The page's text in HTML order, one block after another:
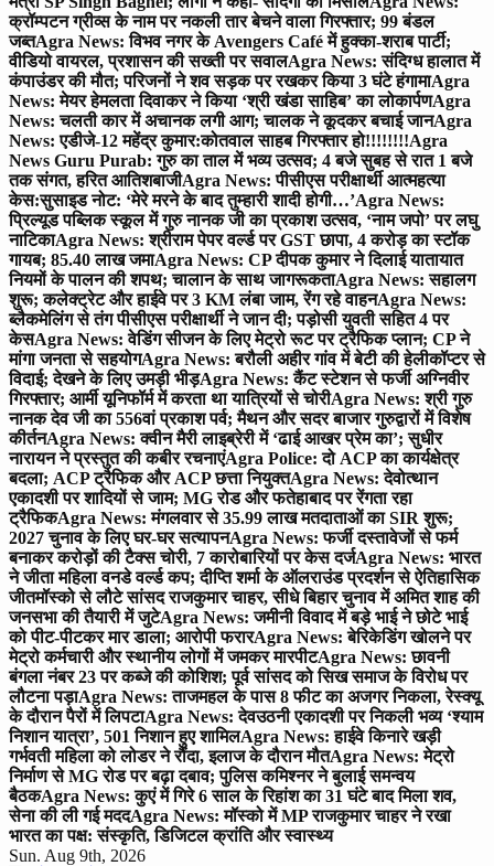
क्रॉम्पटन ग्रीव्स के नाम पर नकली तार बेचने वाला गिरफ्तार; 99 बंडल
जब्तAgra News: विभव नगर के Avengers Café में हुक्का-शराब पार्टी;
वीडियो वायरल, प्रशासन की सख्ती पर सवालAgra News: संदिग्ध हालात में
कंपाउंडर की मौत; परिजनों ने शव सड़क पर रखकर किया 3 घंटे हंगामाAgra
News: मेयर हेमलता दिवाकर ने किया ‘श्री खंडा साहिब’ का लोकार्पणAgra
News: चलती कार में अचानक लगी आग; चालक ने कूदकर बचाई जानAgra
News: एडीजे-12 महेंद्र कुमार:कोतवाल साहब गिरफ्तार हो!!!!!!!!Agra
News Guru Purab: गुरु का ताल में भव्य उत्सव; 4 बजे सुबह से रात 1 बजे
तक संगत, हरित आतिशबाजीAgra News: पीसीएस परीक्षार्थी आत्महत्या
केस:सुसाइड नोट: ‘मेरे मरने के बाद तुम्हारी शादी होगी…’Agra News:
प्रिल्यूड पब्लिक स्कूल में गुरु नानक जी का प्रकाश उत्सव, ‘नाम जपो’ पर लघु
नाटिकाAgra News: श्रीराम पेपर वर्ल्ड पर GST छापा, 4 करोड़ का स्टॉक
गायब; 85.40 लाख जमाAgra News: CP दीपक कुमार ने दिलाई यातायात
नियमों के पालन की शपथ; चालान के साथ जागरूकताAgra News: सहालग
शुरू; कलेक्ट्रेट और हाईवे पर 3 KM लंबा जाम, रेंग रहे वाहनAgra News:
ब्लैकमेलिंग से तंग पीसीएस परीक्षार्थी ने जान दी; पड़ोसी युवती सहित 4 पर
केसAgra News: वेडिंग सीजन के लिए मेट्रो रूट पर ट्रैफिक प्लान; CP ने
मांगा जनता से सहयोगAgra News: बरौली अहीर गांव में बेटी की हेलीकॉप्टर से
विदाई; देखने के लिए उमड़ी भीड़Agra News: कैंट स्टेशन से फर्जी अग्निवीर
गिरफ्तार; आर्मी यूनिफॉर्म में करता था यात्रियों से चोरीAgra News: श्री गुरु
नानक देव जी का 556वां प्रकाश पर्व; मैथन और सदर बाजार गुरुद्वारों में विशेष
कीर्तनAgra News: क्वीन मैरी लाइब्रेरी में ‘ढाई आखर प्रेम का’; सुधीर
नारायन ने प्रस्तुत की कबीर रचनाएंAgra Police: दो ACP का कार्यक्षेत्र
बदला; ACP ट्रैफिक और ACP छत्ता नियुक्तAgra News: देवोत्थान
एकादशी पर शादियों से जाम; MG रोड और फतेहाबाद पर रेंगता रहा
ट्रैफिकAgra News: मंगलवार से 35.99 लाख मतदाताओं का SIR शुरू;
2027 चुनाव के लिए घर-घर सत्यापनAgra News: फर्जी दस्तावेजों से फर्म
बनाकर करोड़ों की टैक्स चोरी, 7 कारोबारियों पर केस दर्जAgra News: भारत
ने जीता महिला वनडे वर्ल्ड कप; दीप्ति शर्मा के ऑलराउंड प्रदर्शन से ऐतिहासिक
जीतमॉस्को से लौटे सांसद राजकुमार चाहर, सीधे बिहार चुनाव में अमित शाह की
जनसभा की तैयारी में जुटेAgra News: जमीनी विवाद में बड़े भाई ने छोटे भाई
को पीट-पीटकर मार डाला; आरोपी फरारAgra News: बेरिकेडिंग खोलने पर
मेट्रो कर्मचारी और स्थानीय लोगों में जमकर मारपीटAgra News: छावनी
बंगला नंबर 23 पर कब्जे की कोशिश; पूर्व सांसद को सिख समाज के विरोध पर
लौटना पड़ाAgra News: ताजमहल के पास 8 फीट का अजगर निकला, रेस्क्यू
के दौरान पैरों में लिपटाAgra News: देवउठनी एकादशी पर निकली भव्य ‘श्याम
निशान यात्रा’, 501 निशान हुए शामिलAgra News: हाईवे किनारे खड़ी
गर्भवती महिला को लोडर ने रौंदा, इलाज के दौरान मौतAgra News: मेट्रो
निर्माण से MG रोड पर बढ़ा दबाव; पुलिस कमिश्नर ने बुलाई समन्वय
बैठकAgra News: कुएं में गिरे 6 साल के रिहांश का 31 घंटे बाद मिला शव,
सेना की ली गई मददAgra News: मॉस्को में MP राजकुमार चाहर ने रखा
भारत का पक्ष: संस्कृति, डिजिटल क्रांति और स्वास्थ्य
Sun. Aug 9th, 2026